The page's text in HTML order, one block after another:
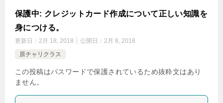
保護中: クレジットカード作成について正しい知識を
身につける。
更新日： 2月 18, 2018 公開日： 2月 8, 2018
原チャリクラス
この投稿はパスワードで保護されているため抜粋文はあり
ません。